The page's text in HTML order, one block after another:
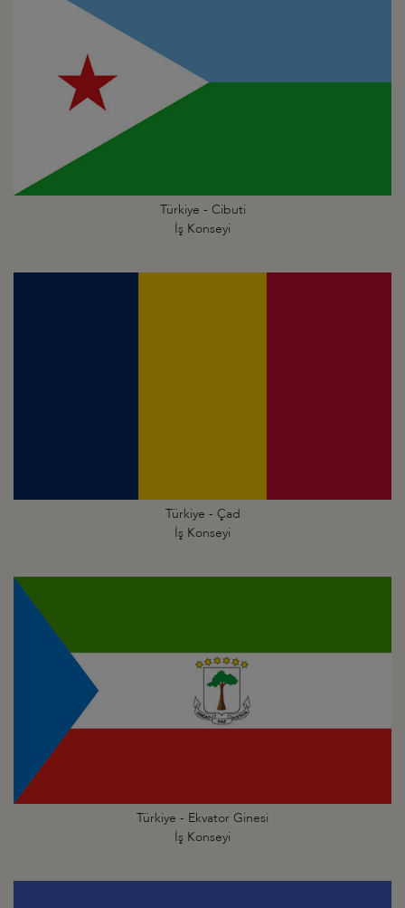
Türkiye - Cibuti
İş Konseyi
Türkiye - Çad
İş Konseyi
Türkiye - Ekvator Ginesi
İş Konseyi